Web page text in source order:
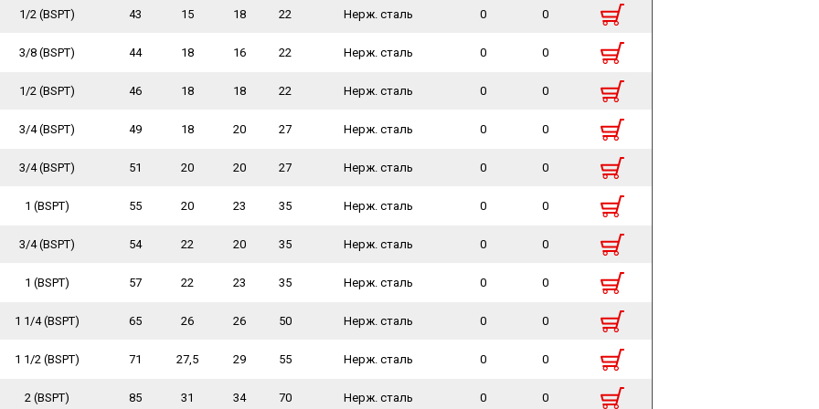
1/2 (BSPT) 43 15 18 22 Нерж. сталь 0 0
3/8 (BSPT) 44 18 16 22 Нерж. сталь 0 0
1/2 (BSPT) 46 18 18 22 Нерж. сталь 0 0
3/4 (BSPT) 49 18 20 27 Нерж. сталь 0 0
3/4 (BSPT) 51 20 20 27 Нерж. сталь 0 0
1 (BSPT) 55 20 23 35 Нерж. сталь 0 0
3/4 (BSPT) 54 22 20 35 Нерж. сталь 0 0
1 (BSPT) 57 22 23 35 Нерж. сталь 0 0
1 1/4 (BSPT) 65 26 26 50 Нерж. сталь 0 0
1 1/2 (BSPT) 71 27,5 29 55 Нерж. сталь 0 0
2 (BSPT) 85 31 34 70 Нерж. сталь 0 0